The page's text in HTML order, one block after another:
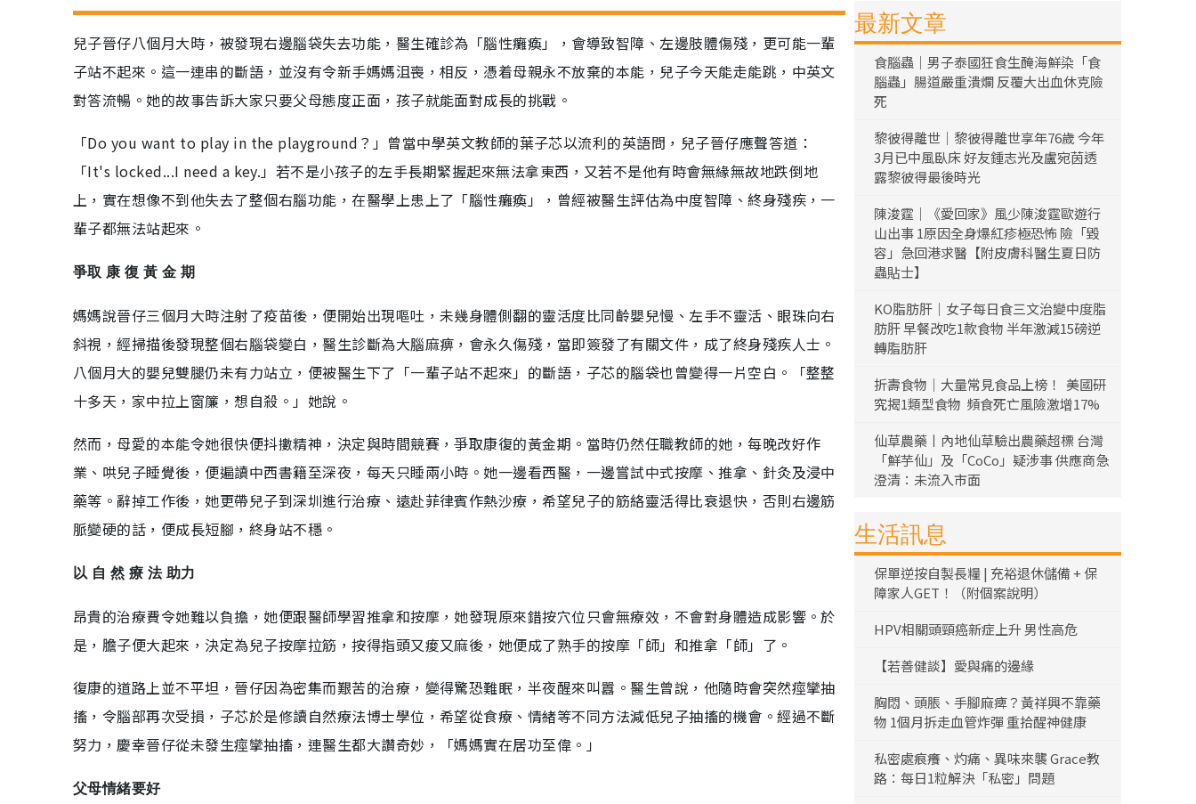
兒子晉仔八個月大時，被發現右邊腦袋失去功能，醫生確診為「腦性癱瘓」，會導致智障、左邊肢體傷殘，更可能一輩
子站不起來。這一連串的斷語，並沒有令新手媽媽沮喪，相反，憑着母親永不放棄的本能，兒子今天能走能跳，中英文
對答流暢。她的故事告訴大家只要父母態度正面，孩子就能面對成長的挑戰。
「Do you want to play in the playground？」曾當中學英文教師的葉子芯以流利的英語問，兒子晉仔應聲答道：
「It's locked...I need a key.」若不是小孩子的左手長期緊握起來無法拿東西，又若不是他有時會無緣無故地跌倒地
上，實在想像不到他失去了整個右腦功能，在醫學上患上了「腦性癱瘓」，曾經被醫生評估為中度智障、終身殘疾，一
輩子都無法站起來。
爭取 康 復 黃 金 期
媽媽說晉仔三個月大時注射了疫苗後，便開始出現嘔吐，未幾身體側翻的靈活度比同齡嬰兒慢、左手不靈活、眼珠向右
斜視，經掃描後發現整個右腦袋變白，醫生診斷為大腦麻痹，會永久傷殘，當即簽發了有關文件，成了終身殘疾人士。
八個月大的嬰兒雙腿仍未有力站立，便被醫生下了「一輩子站不起來」的斷語，子芯的腦袋也曾變得一片空白。「整整
十多天，家中拉上窗簾，想自殺。」她說。
然而，母愛的本能令她很快便抖擻精神，決定與時間競賽，爭取康復的黃金期。當時仍然任職教師的她，每晚改好作
業、哄兒子睡覺後，便遍讀中西書籍至深夜，每天只睡兩小時。她一邊看西醫，一邊嘗試中式按摩、推拿、針灸及浸中
藥等。辭掉工作後，她更帶兒子到深圳進行治療、遠赴菲律賓作熱沙療，希望兒子的筋絡靈活得比衰退快，否則右邊筋
脈變硬的話，便成長短腳，終身站不穩。
以 自 然 療 法 助力
昂貴的治療費令她難以負擔，她便跟醫師學習推拿和按摩，她發現原來錯按穴位只會無療效，不會對身體造成影響。於
是，膽子便大起來，決定為兒子按摩拉筋，按得指頭又痠又麻後，她便成了熟手的按摩「師」和推拿「師」了。
復康的道路上並不平坦，晉仔因為密集而艱苦的治療，變得驚恐難眠，半夜醒來叫囂。醫生曾說，他隨時會突然痙攣抽
搐，令腦部再次受損，子芯於是修讀自然療法博士學位，希望從食療、情緒等不同方法減低兒子抽搐的機會。經過不斷
努力，慶幸晉仔從未發生痙攣抽搐，連醫生都大讚奇妙，「媽媽實在居功至偉。」
父母情緒要好
最新文章
食腦蟲｜男子泰國狂食生醃海鮮染「食
腦蟲」腸道嚴重潰爛 反覆大出血休克險
死
黎彼得離世｜黎彼得離世享年76歲 今年
3月已中風臥床 好友鍾志光及盧宛茵透
露黎彼得最後時光
陳浚霆｜《愛回家》風少陳浚霆歐遊行
山出事 1原因全身爆紅疹極恐怖 險「毀
容」急回港求醫【附皮膚科醫生夏日防
蟲貼士】
KO脂肪肝｜女子每日食三文治變中度脂
肪肝 早餐改吃1款食物 半年激減15磅逆
轉脂肪肝
折壽食物｜大量常見食品上榜！ 美國研
究揭1類型食物 頻食死亡風險激增17%
仙草農藥丨內地仙草驗出農藥超標 台灣
「鮮芋仙」及「CoCo」疑涉事 供應商急
澄清：未流入市面
生活訊息
保單逆按自製長糧 | 充裕退休儲備 + 保
障家人GET！（附個案說明）
HPV相關頭頸癌新症上升 男性高危
【若善健談】愛與痛的邊緣
胸悶、頭脹、手腳麻痺？黃祥興不靠藥
物 1個月拆走血管炸彈 重拾醒神健康
私密處痕癢、灼痛、異味來襲 Grace教
路：每日1粒解決「私密」問題